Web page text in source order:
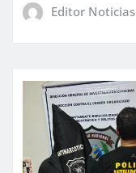
Editor Noticias